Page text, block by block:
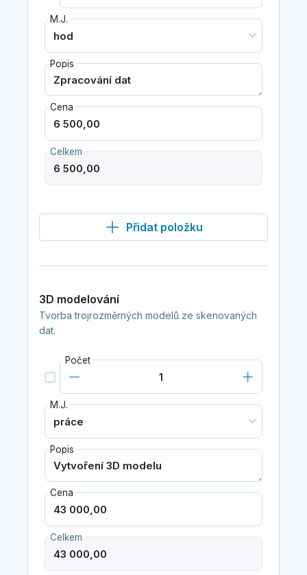
M.J.
Popis
Cena
Celkem
Přidat položku
3D modelování
Tvorba trojrozměrných modelů ze skenovaných
dat.
Počet
M.J.
Popis
Cena
Celkem